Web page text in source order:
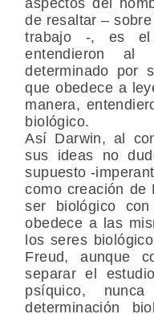
de resaltar –
trabajo -, es el
entendieron
determinado por
que obedece a
manera,
biológico.
Así Darwin, al
sus ideas no
supuesto -
como creación de
ser biológico
obedece a las
los seres
Freud, aunque
separar el
psíquico,
determinación